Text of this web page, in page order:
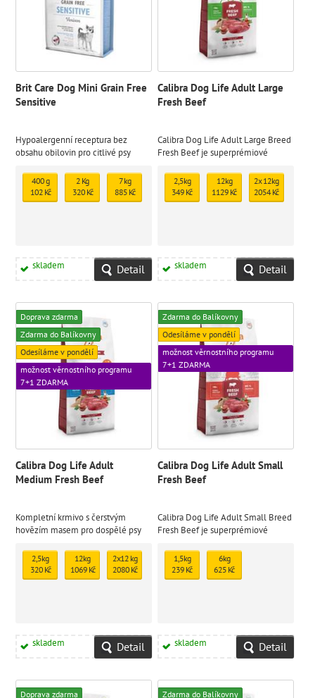
Brit Care Dog Mini Grain Free
Sensitive
Hypoalergenní receptura bez
obsahu obilovin pro citlivé psy
zvěřiny
400 g
102 Kč
2 Kg
320 Kč
7 kg
885 Kč
skladem Detail
Calibra Dog Life Adult Large
Fresh Beef
Calibra Dog Life Adult Large Breed
Fresh Beef je superprémiové
hovězím masem pro dospělé psy
velkých plemen (nad 30 kg).
2,5kg
349 Kč
12kg
1129 Kč
2x 12kg
2054 Kč
skladem Detail
Doprava zdarma
Zdarma do Balíkovny
Odesíláme v pondělí
možnost věrnostního programu
7+1 ZDARMA
Calibra Dog Life Adult
Medium Fresh Beef
Kompletní krmivo s čerstvým
hovězím masem pro dospělé psy
2,5kg
320 Kč
12kg
1069 Kč
2x12 kg
2080 Kč
skladem Detail
Zdarma do Balíkovny
Odesíláme v pondělí
možnost věrnostního programu
7+1 ZDARMA
Calibra Dog Life Adult Small
Fresh Beef
Calibra Dog Life Adult Small Breed
Fresh Beef je superprémiové
hovězím masem, navržené pro
dospělé psy malých plemen (1–10
kg).
1,5kg
239 Kč
6kg
625 Kč
skladem Detail
Doprava zdarma
Zdarma do Balíkovny